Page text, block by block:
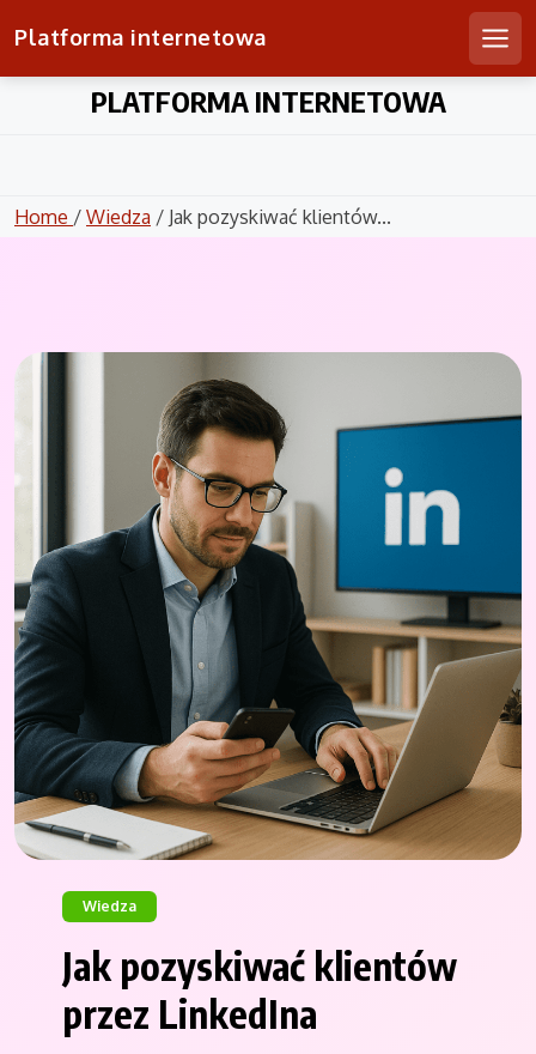
Platforma internetowa
PLATFORMA INTERNETOWA
Home / Wiedza / Jak pozyskiwać klientów...
Wiedza
Jak pozyskiwać klientów
przez LinkedIna